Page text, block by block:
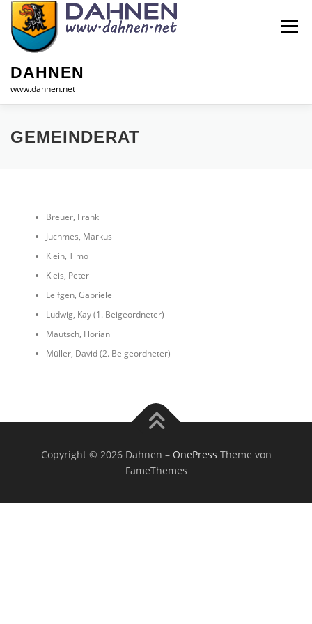
Zum
springen
DAHNEN
www.dahnen.net
Menü
HOME GEMEINDE
GEMEINDERAT
Breuer, Frank
Juchmes, Markus
Klein, Timo
Kleis, Peter
Leifgen, Gabriele
Ludwig, Kay (1. Beigeordneter)
Mautsch, Florian
Müller, David (2. Beigeordneter)
Copyright © 2026 Dahnen – OnePress Theme von
FameThemes